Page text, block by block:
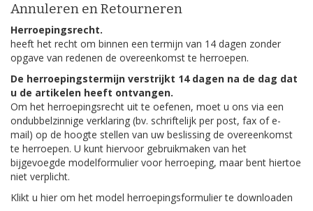
Annuleren en Retourneren
Herroepingsrecht.
heeft het recht om binnen een termijn van 14 dagen zonder
opgave van redenen de overeenkomst te herroepen.
De herroepingstermijn verstrijkt 14 dagen na de dag dat
u de artikelen heeft ontvangen.
Om het herroepingsrecht uit te oefenen, moet u ons via een
ondubbelzinnige verklaring (bv. schriftelijk per post, fax of e-
mail) op de hoogte stellen van uw beslissing de overeenkomst
te herroepen. U kunt hiervoor gebruikmaken van het
bijgevoegde modelformulier voor herroeping, maar bent hiertoe
niet verplicht.
Klikt u hier om het model herroepingsformulier te downloaden